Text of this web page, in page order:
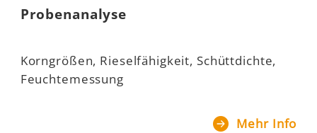
Probenanalyse
Korngrößen, Rieselfähigkeit, Schüttdichte,
Feuchtemessung
Mehr Info